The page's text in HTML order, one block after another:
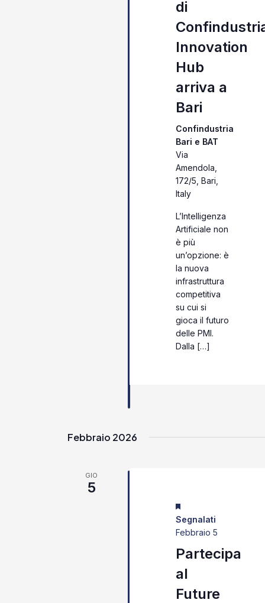
di
Innovation
Hub
arriva a
Bari
Confindustria
Bari e BAT
Via
Amendola,
172/5, Bari,
Italy
L’Intelligenza
Artificiale non
è più
un’opzione: è
la nuova
infrastruttura
competitiva
su cui si
gioca il futuro
delle PMI.
Dalla […]
Febbraio 2026
GIO
5
Segnalati
Febbraio 5
Partecipa
al
Future